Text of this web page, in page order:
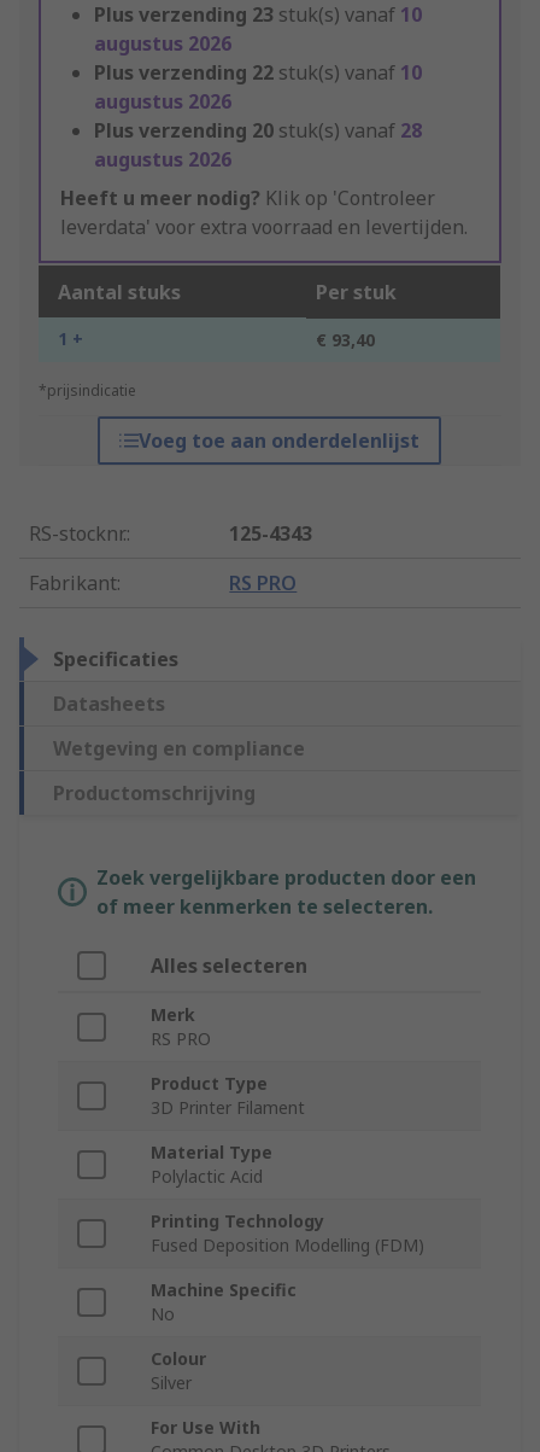
Plus verzending 23 stuk(s) vanaf 10
augustus 2026
Plus verzending 22 stuk(s) vanaf 10
augustus 2026
Plus verzending 20 stuk(s) vanaf 28
augustus 2026
Heeft u meer nodig? Klik op 'Controleer
leverdata' voor extra voorraad en levertijden.
Aantal stuks Per stuk
1 + € 93,40
*prijsindicatie
Voeg toe aan onderdelenlijst
RS-stocknr.:
125-4343
Fabrikant: RS PRO
Specificaties
Datasheets
Wetgeving en compliance
Productomschrijving
Zoek vergelijkbare producten door een
of meer kenmerken te selecteren.
Alles selecteren
Merk
RS PRO
Product Type
3D Printer Filament
Material Type
Polylactic Acid
Printing Technology
Fused Deposition Modelling (FDM)
Machine Specific
No
Colour
Silver
For Use With